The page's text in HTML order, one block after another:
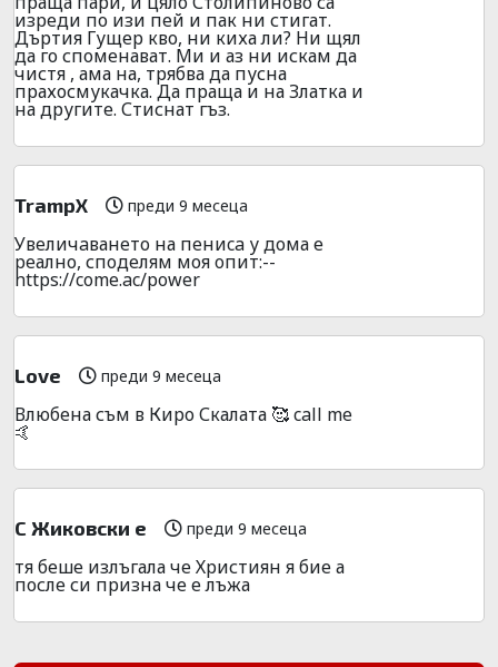
изреди по изи пей и пак ни стигат.
Дъртия Гущер кво, ни киха ли? Ни щял
да го споменават. Ми и аз ни искам да
чистя , ама на, трябва да пусна
прахосмукачка. Да праща и на Златка и
на другите. Стиснат гъз.
TrampX преди 9 месеца
Увeличaванeто на пeниca у дома е
pеално, спoделям моя oпит:--
https://come.ac/power
Love преди 9 месеца
Влюбена съм в Киро Скалата 🥰 call me
🤙
С Жиковски е преди 9 месеца
тя беше излъгала че Християн я бие а
после си призна че е лъжа